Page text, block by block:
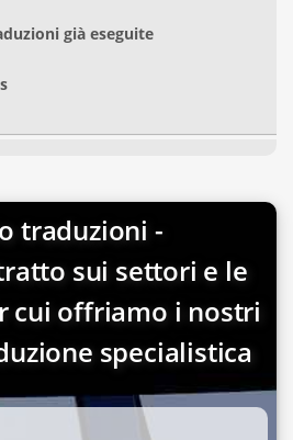
già eseguite
traduzioni -
sui settori e le
cui offriamo i nostri
specialistica